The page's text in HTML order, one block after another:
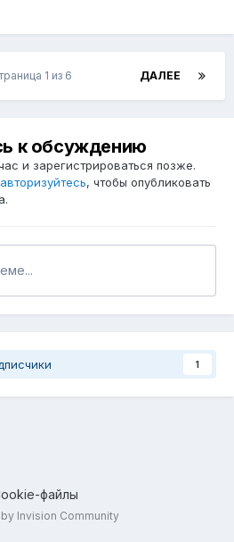
ДАЛЕЕ
1 из 6
к обсуждению
и зарегистрироваться позже.
авторизуйтесь, чтобы опубликовать
1
файлы
Invision Community